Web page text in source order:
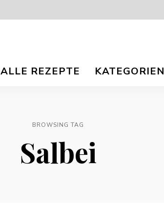
ALLE REZEPTE KATEGORIEN
BROWSING TAG
Salbei